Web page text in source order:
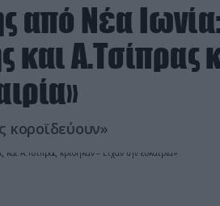
από Νέα Ιωνία:
και Α.Τσίπρας
κοροϊδεύουν»